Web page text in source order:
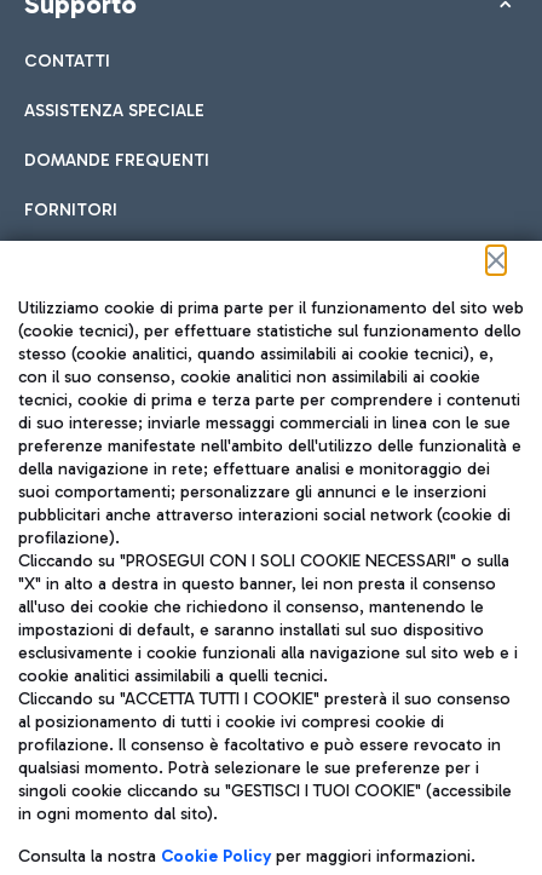
CONTATTI
ASSISTENZA SPECIALE
DOMANDE FREQUENTI
FORNITORI
Seguici sui social
TRAVEL JOURNAL
ITA
Aeroporti di Roma S.p.A. - Società soggetta a direzione e
coordinamento di Mundys S.p.A.
Codice fiscale e Registro delle Imprese di Roma 13032990155 P.
IVA 06572251004
Capitale sociale 62.224.743,00 int. vers.
Sede legale: Via Pier Paolo Racchetti 1 - 00054 Fiumicino (RM)
telefono +39 06 65951
Privacy policy
Note legali
Utilizziamo cookie di prima parte per il funzionamento del sito web
(cookie tecnici), per effettuare statistiche sul funzionamento dello
stesso (cookie analitici, quando assimilabili ai cookie tecnici), e,
con il suo consenso, cookie analitici non assimilabili ai cookie
tecnici, cookie di prima e terza parte per comprendere i contenuti
di suo interesse; inviarle messaggi commerciali in linea con le sue
preferenze manifestate nell'ambito dell'utilizzo delle funzionalità e
della navigazione in rete; effettuare analisi e monitoraggio dei
suoi comportamenti; personalizzare gli annunci e le inserzioni
pubblicitari anche attraverso interazioni social network (cookie di
profilazione).
Cliccando su "PROSEGUI CON I SOLI COOKIE NECESSARI" o sulla
"X" in alto a destra in questo banner, lei non presta il consenso
all'uso dei cookie che richiedono il consenso, mantenendo le
impostazioni di default, e saranno installati sul suo dispositivo
esclusivamente i cookie funzionali alla navigazione sul sito web e i
cookie analitici assimilabili a quelli tecnici.
Cliccando su "ACCETTA TUTTI I COOKIE" presterà il suo consenso
al posizionamento di tutti i cookie ivi compresi cookie di
profilazione. Il consenso è facoltativo e può essere revocato in
qualsiasi momento. Potrà selezionare le sue preferenze per i
singoli cookie cliccando su "GESTISCI I TUOI COOKIE" (accessibile
in ogni momento dal sito).
Consulta la nostra Cookie Policyper maggiori informazioni.